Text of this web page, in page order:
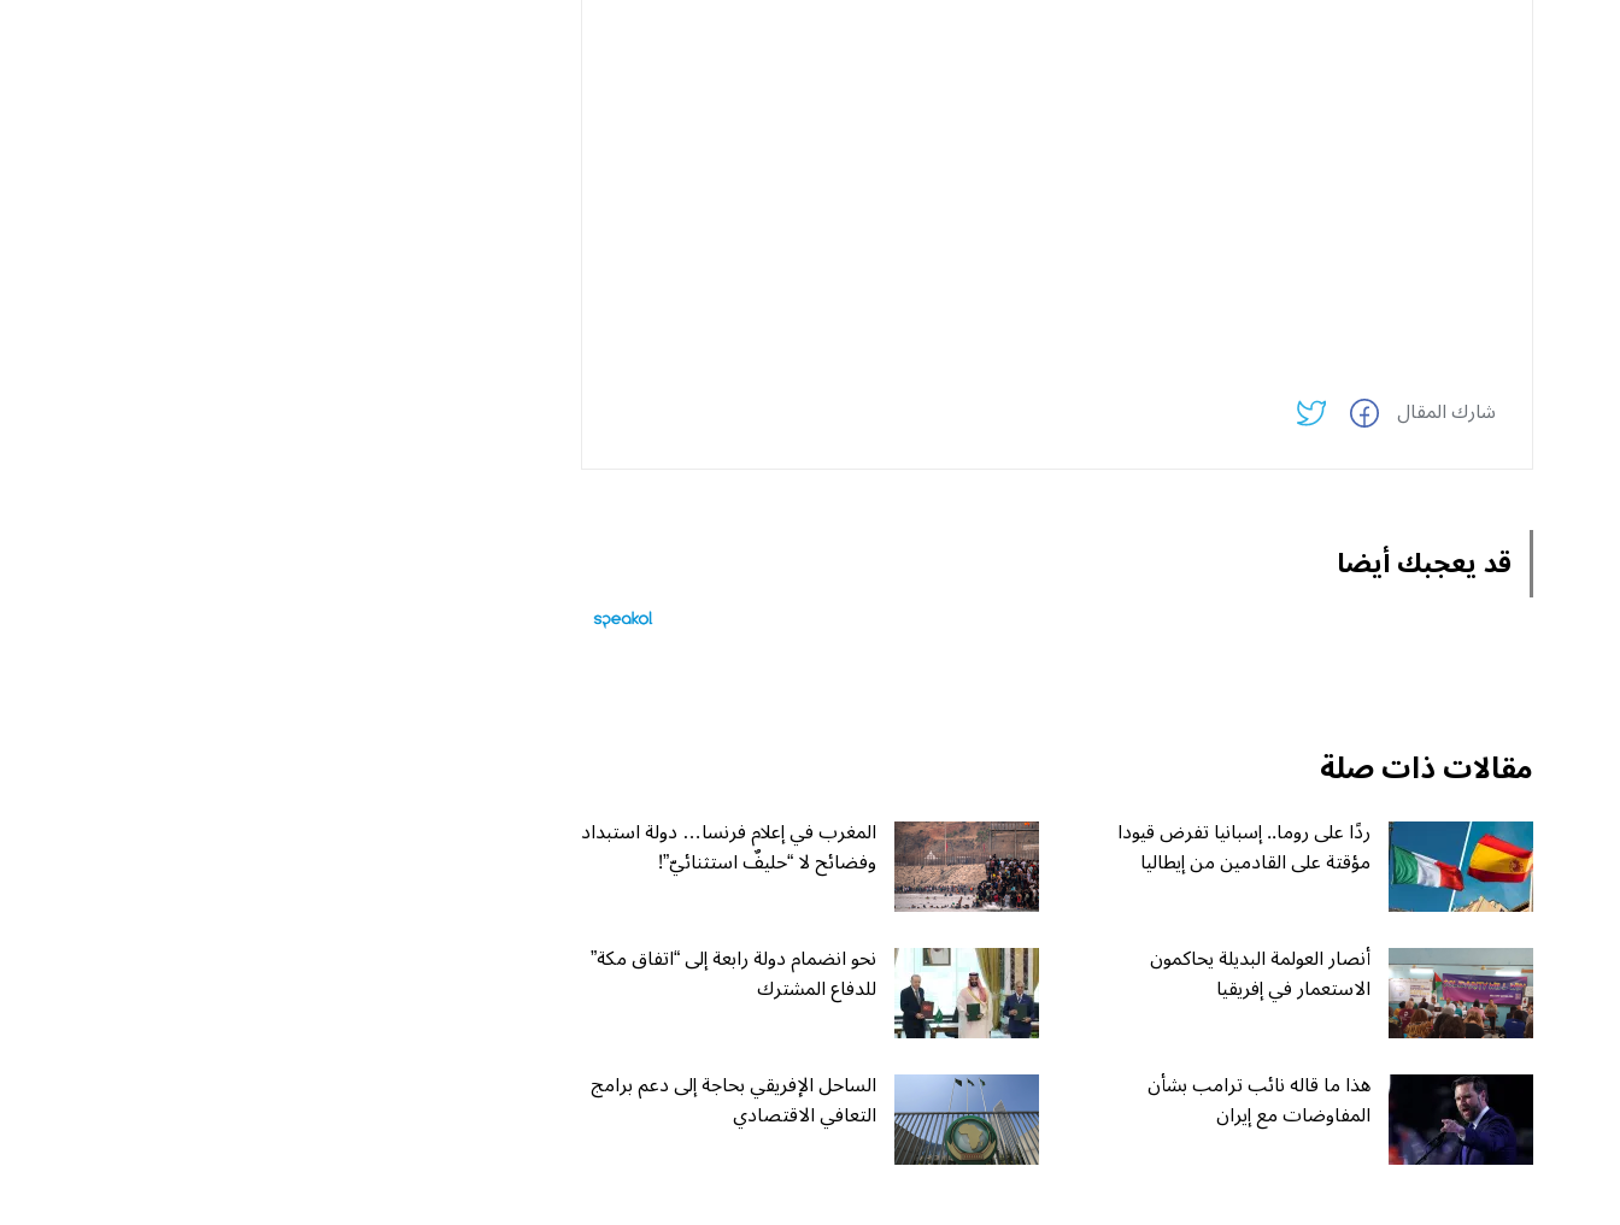
شارك المقال
قد يعجبك أيضا
مقالات ذات صلة
ردًا على روما.. إسبانيا تفرض قيودا
مؤقتة على القادمين من إيطاليا
المغرب في إعلام فرنسا… دولة استبداد
وفضائح لا “حليفٌ استثنائيّ”!
أنصار العولمة البديلة يحاكمون
الاستعمار في إفريقيا
نحو انضمام دولة رابعة إلى “اتفاق مكة”
للدفاع المشترك
هذا ما قاله نائب ترامب بشأن
المفاوضات مع إيران
الساحل الإفريقي بحاجة إلى دعم برامج
التعافي الاقتصادي